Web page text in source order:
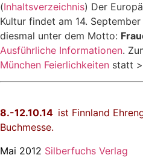
(Inhaltsverzeichnis) Der
Kultur findet am 14.
diesmal unter dem Motto:
Ausführliche Informationen.
München Feierlichkeiten statt >
8.-12.10.14 ist Finnland
Buchmesse.
Mai 2012 Silberfuchs Verlag